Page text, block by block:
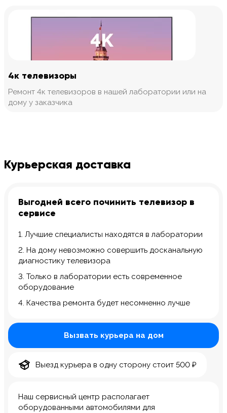
4к телевизоры
Ремонт 4к телевизоров в нашей лаборатории или на
дому у заказчика
Курьерская доставка
Выгодней всего починить телевизор в
сервисе
1. Лучшие специалисты находятся в лаборатории
2. На дому невозможно совершить досканальную
диагностику телевизора
3. Только в лаборатории есть современное
оборудование
4. Качества ремонта будет несомненно лучше
Наш сервисный центр располагает
оборудованными автомобилями для
Вызвать курьера на дом
Выезд курьера в одну сторону стоит 500 ₽